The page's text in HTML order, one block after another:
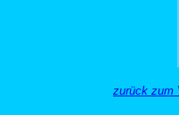
zurück zum